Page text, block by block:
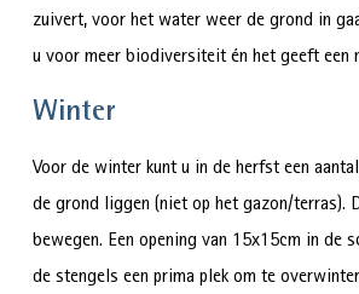
zuivert, voor het water weer de grond in
u voor meer biodiversiteit én het geeft een
Winter
Voor de winter kunt u in de herfst een
de grond liggen (niet op het gazon/terras).
bewegen. Een opening van 15x15cm in
de stengels een prima plek om te